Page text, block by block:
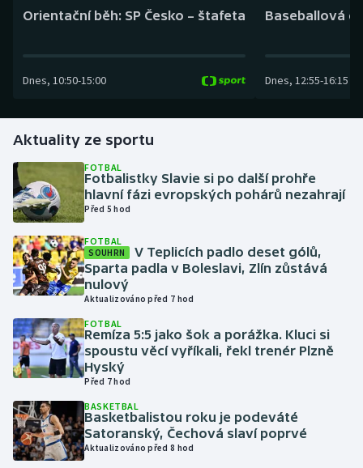
Curling
Florbal
Golf
Gymnastika
Házená
Jezdectví
Judo
Krasobruslení
Lezení
Lyže a snowboard
Orientační běh: SP Česko – štafeta
Dnes, 10:50-15:00
Baseballová
Dnes, 12:55-16:15
Aktuality ze sportu
FOTBAL
Fotbalistky Slavie si po další prohře
hlavní fázi evropských pohárů nezahrají
Před 5 hod
FOTBAL
SOUHRN
V Teplicích padlo deset gólů,
Sparta padla v Boleslavi, Zlín zůstává
nulový
Aktualizováno před 7 hod
FOTBAL
Remíza 5:5 jako šok a porážka. Kluci si
spoustu věcí vyříkali, řekl trenér Plzně
Hyský
Před 7 hod
BASKETBAL
Basketbalistou roku je podeváté
Satoranský, Čechová slaví poprvé
Aktualizováno před 8 hod